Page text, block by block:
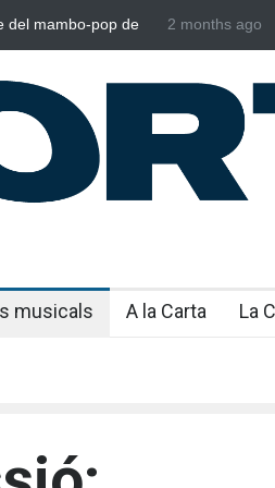
mambo-pop de
Poggioli i Meri
2 months ago
musicals A la Carta La